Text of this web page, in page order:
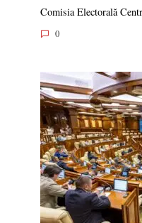
Comisia Electorală
0